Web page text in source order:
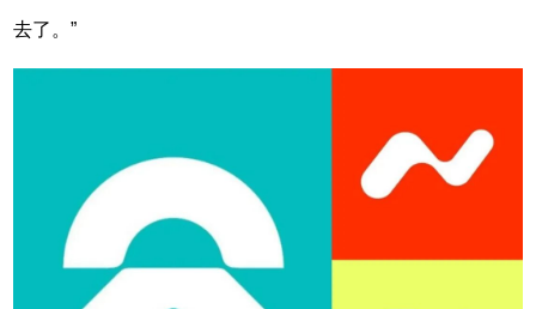
去了。”